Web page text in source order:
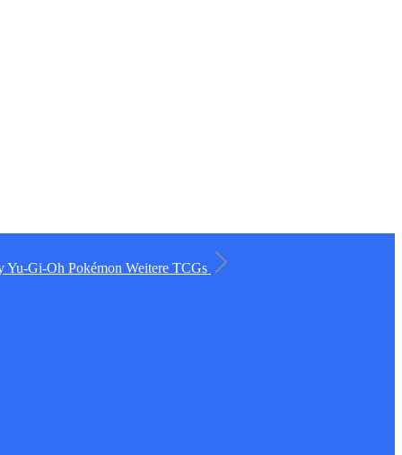
Yu-Gi-Oh Pokémon Weitere TCGs